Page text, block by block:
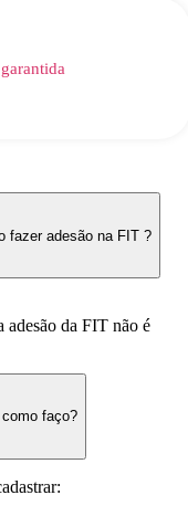
Se eu já tenho painéis de energia solar, posso fazer adesão na FIT ?
adesão da FIT não é
Tenho uma usina e quero ser gerador da FIT, como faço?